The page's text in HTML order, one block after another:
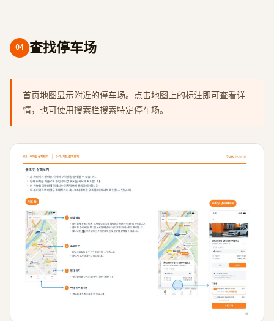
04 查找停车场
首页地图显示附近的停车场。点击地图上的标注即可查看详
情，也可使用搜索栏搜索特定停车场。